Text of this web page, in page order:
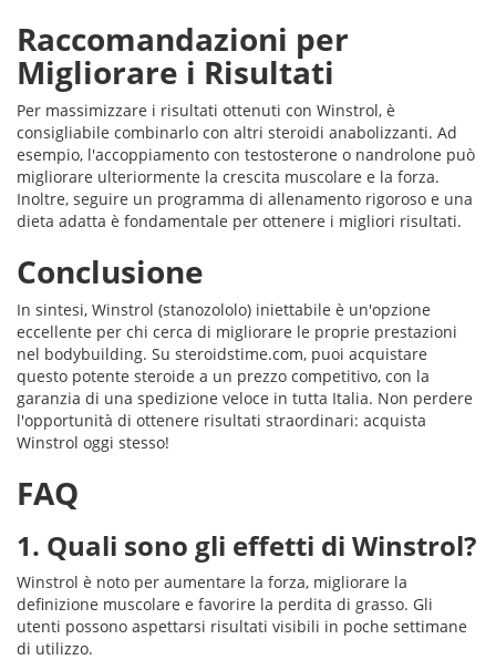
Raccomandazioni per
Migliorare i Risultati
Per massimizzare i risultati ottenuti con Winstrol, è
consigliabile combinarlo con altri steroidi anabolizzanti. Ad
esempio, l'accoppiamento con testosterone o nandrolone può
migliorare ulteriormente la crescita muscolare e la forza.
Inoltre, seguire un programma di allenamento rigoroso e una
dieta adatta è fondamentale per ottenere i migliori risultati.
Conclusione
In sintesi, Winstrol (stanozololo) iniettabile è un'opzione
eccellente per chi cerca di migliorare le proprie prestazioni
nel bodybuilding. Su steroidstime.com, puoi acquistare
questo potente steroide a un prezzo competitivo, con la
garanzia di una spedizione veloce in tutta Italia. Non perdere
l'opportunità di ottenere risultati straordinari: acquista
Winstrol oggi stesso!
FAQ
1. Quali sono gli effetti di Winstrol?
Winstrol è noto per aumentare la forza, migliorare la
definizione muscolare e favorire la perdita di grasso. Gli
utenti possono aspettarsi risultati visibili in poche settimane
di utilizzo.